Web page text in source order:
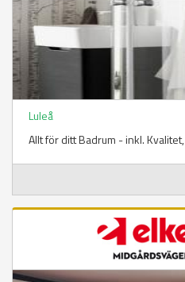
Luleå
Allt för ditt Badrum - inkl.